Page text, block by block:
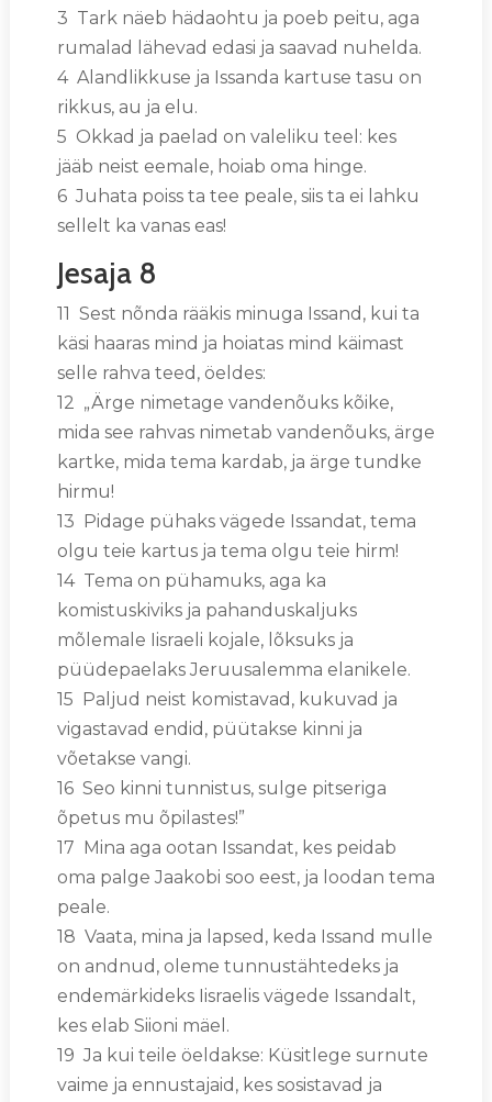
3 Tark näeb hädaohtu ja poeb peitu, aga
rumalad lähevad edasi ja saavad nuhelda.
4 Alandlikkuse ja Issanda kartuse tasu on
rikkus, au ja elu.
5 Okkad ja paelad on valeliku teel: kes
jääb neist eemale, hoiab oma hinge.
6 Juhata poiss ta tee peale, siis ta ei lahku
sellelt ka vanas eas!
Jesaja 8
11 Sest nõnda rääkis minuga Issand, kui ta
käsi haaras mind ja hoiatas mind käimast
selle rahva teed, öeldes:
12 „Ärge nimetage vandenõuks kõike,
mida see rahvas nimetab vandenõuks, ärge
kartke, mida tema kardab, ja ärge tundke
hirmu!
13 Pidage pühaks vägede Issandat, tema
olgu teie kartus ja tema olgu teie hirm!
14 Tema on pühamuks, aga ka
komistuskiviks ja pahanduskaljuks
mõlemale Iisraeli kojale, lõksuks ja
püüdepaelaks Jeruusalemma elanikele.
15 Paljud neist komistavad, kukuvad ja
vigastavad endid, püütakse kinni ja
võetakse vangi.
16 Seo kinni tunnistus, sulge pitseriga
õpetus mu õpilastes!”
17 Mina aga ootan Issandat, kes peidab
oma palge Jaakobi soo eest, ja loodan tema
peale.
18 Vaata, mina ja lapsed, keda Issand mulle
on andnud, oleme tunnustähtedeks ja
endemärkideks Iisraelis vägede Issandalt,
kes elab Siioni mäel.
19 Ja kui teile öeldakse: Küsitlege surnute
vaime ja ennustajaid, kes sosistavad ja